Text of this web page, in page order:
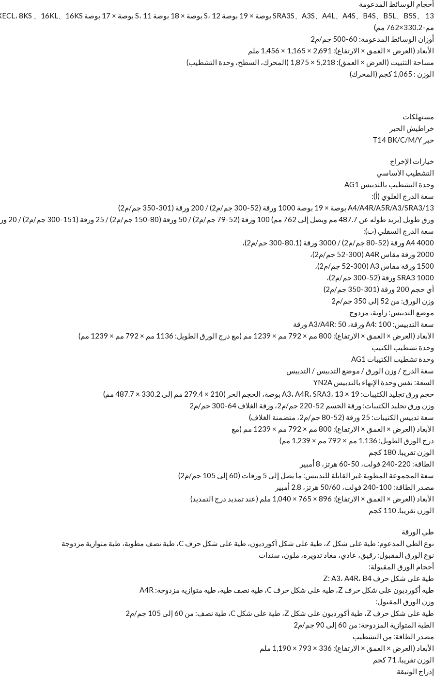
أحجام الوسائط المدعومة
مم-330.2×762 مم)
أوزان الوسائط المدعومة: 60-500 جم/م2
الأبعاد (العرض × العمق × الارتفاع): 2,691 × 1,165 × 1,456 ملم
مساحة التثبيت (العرض × العمق): 5,218 × 1,875 (المحرك، السطح، وحدة التشطيب)
الوزن : 1,065 كجم (المحرك)
مستهلكات
خراطيش الحبر
حبر T14 BK/C/M/Y
خيارات الإخراج
التشطيب الأساسي
وحدة التشطيب بالتدبيس AG1
سعة الدرج العلوي (أ):
A4/A4R/A5R/A3/SRA3/13 بوصة × 19 بوصة 1000 ورقة (52-300 جم/م2) / 200 ورقة (301-350 جم/م2)
ورق طويل (يزيد طوله عن 487.7 مم ويصل إلى 762 مم) 100 ورقة (52-79 جم/م2) / 50 ورقة (80-150 جم/م2) / 25 ورقة (151-300 جم/م2) / 20 ورقة (301-350 جم/م2)
سعة الدرج السفلي (ب):
A4 4000 ورقة (52-80 جم/م2) / 3000 ورقة (80.1-300 جم/م2)،
2000 ورقة مقاس A4R (52-300 جم/م2)،
1500 ورقة مقاس A3 (52-300 جم/م2)،
SRA3 1000 ورقة (52-300 جم/م2)،
أي حجم 200 ورقة (301-350 جم/م2)
وزن الورق: من 52 إلى 350 جم/م2
موضع التدبيس: زاوية، مزدوج
سعة التدبيس: A4: 100 ورقة، A3/A4R: 50 ورقة
الأبعاد (العرض × العمق × الارتفاع): 800 مم × 792 مم × 1239 مم (مع درج الورق الطويل: 1136 مم × 792 مم × 1239 مم)
وحدة تشطيب الكتيب
وحدة تشطيب الكتيبات AG1
سعة الدرج / وزن الورق / موضع التدبيس / التدبيس
السعة: نفس وحدة الإنهاء بالتدبيس YN2A
حجم ورق تجليد الكتيبات: A3، A4R، SRA3، 13 × 19 بوصة، الحجم الحر (210 × 279.4 مم إلى 330.2 × 487.7 مم)
وزن ورق تجليد الكتيبات: ورقة الجسم 52-220 جم/م2، ورقة الغلاف 64-300 جم/م2
سعة تدبيس الكتيبات: 25 ورقة (52-80 جم/م2، متضمنة الغلاف)
الأبعاد (العرض × العمق × الارتفاع): 800 مم × 792 مم × 1239 مم (مع
درج الورق الطويل: 1,136 مم × 792 مم × 1,239 مم)
الوزن تقريبا. 180 كجم
الطاقة: 220-240 فولت، 50-60 هرتز، 8 أمبير
سعة المجموعة المطوية غير القابلة للتدبيس: ما يصل إلى 5 ورقات (60 إلى 105 جم/م2)
مصدر الطاقة: 100-240 فولت، 50/60 هرتز، 2.8 أمبير
الأبعاد (العرض × العمق × الارتفاع): 896 × 765 × 1,040 ملم (عند تمديد درج التمديد)
الوزن تقريبا. 110 كجم
طي الورقة
نوع الطي المدعوم: طية على شكل Z، طية على شكل أكورديون، طية على شكل حرف C، طية نصف مطوية، طية متوازية مزدوجة
نوع الورق المقبول: رقيق، عادي، معاد تدويره، ملون، سندات
أحجام الورق المقبولة:
طية على شكل حرف Z: A3، A4R، B4
طية أكورديون على شكل حرف Z، طية على شكل حرف C، طية نصف طية، طية متوازية مزدوجة: A4R
وزن الورق المقبول:
طية على شكل حرف Z، طية أكورديون على شكل Z، طية على شكل C، طية نصف: من 60 إلى 105 جم/م2
الطية المتوازية المزدوجة: من 60 إلى 90 جم/م2
مصدر الطاقة: من التشطيب
الأبعاد (العرض × العمق × الارتفاع): 336 × 793 × 1,190 ملم
الوزن تقريبا. 71 كجم
إدراج الوثيقة